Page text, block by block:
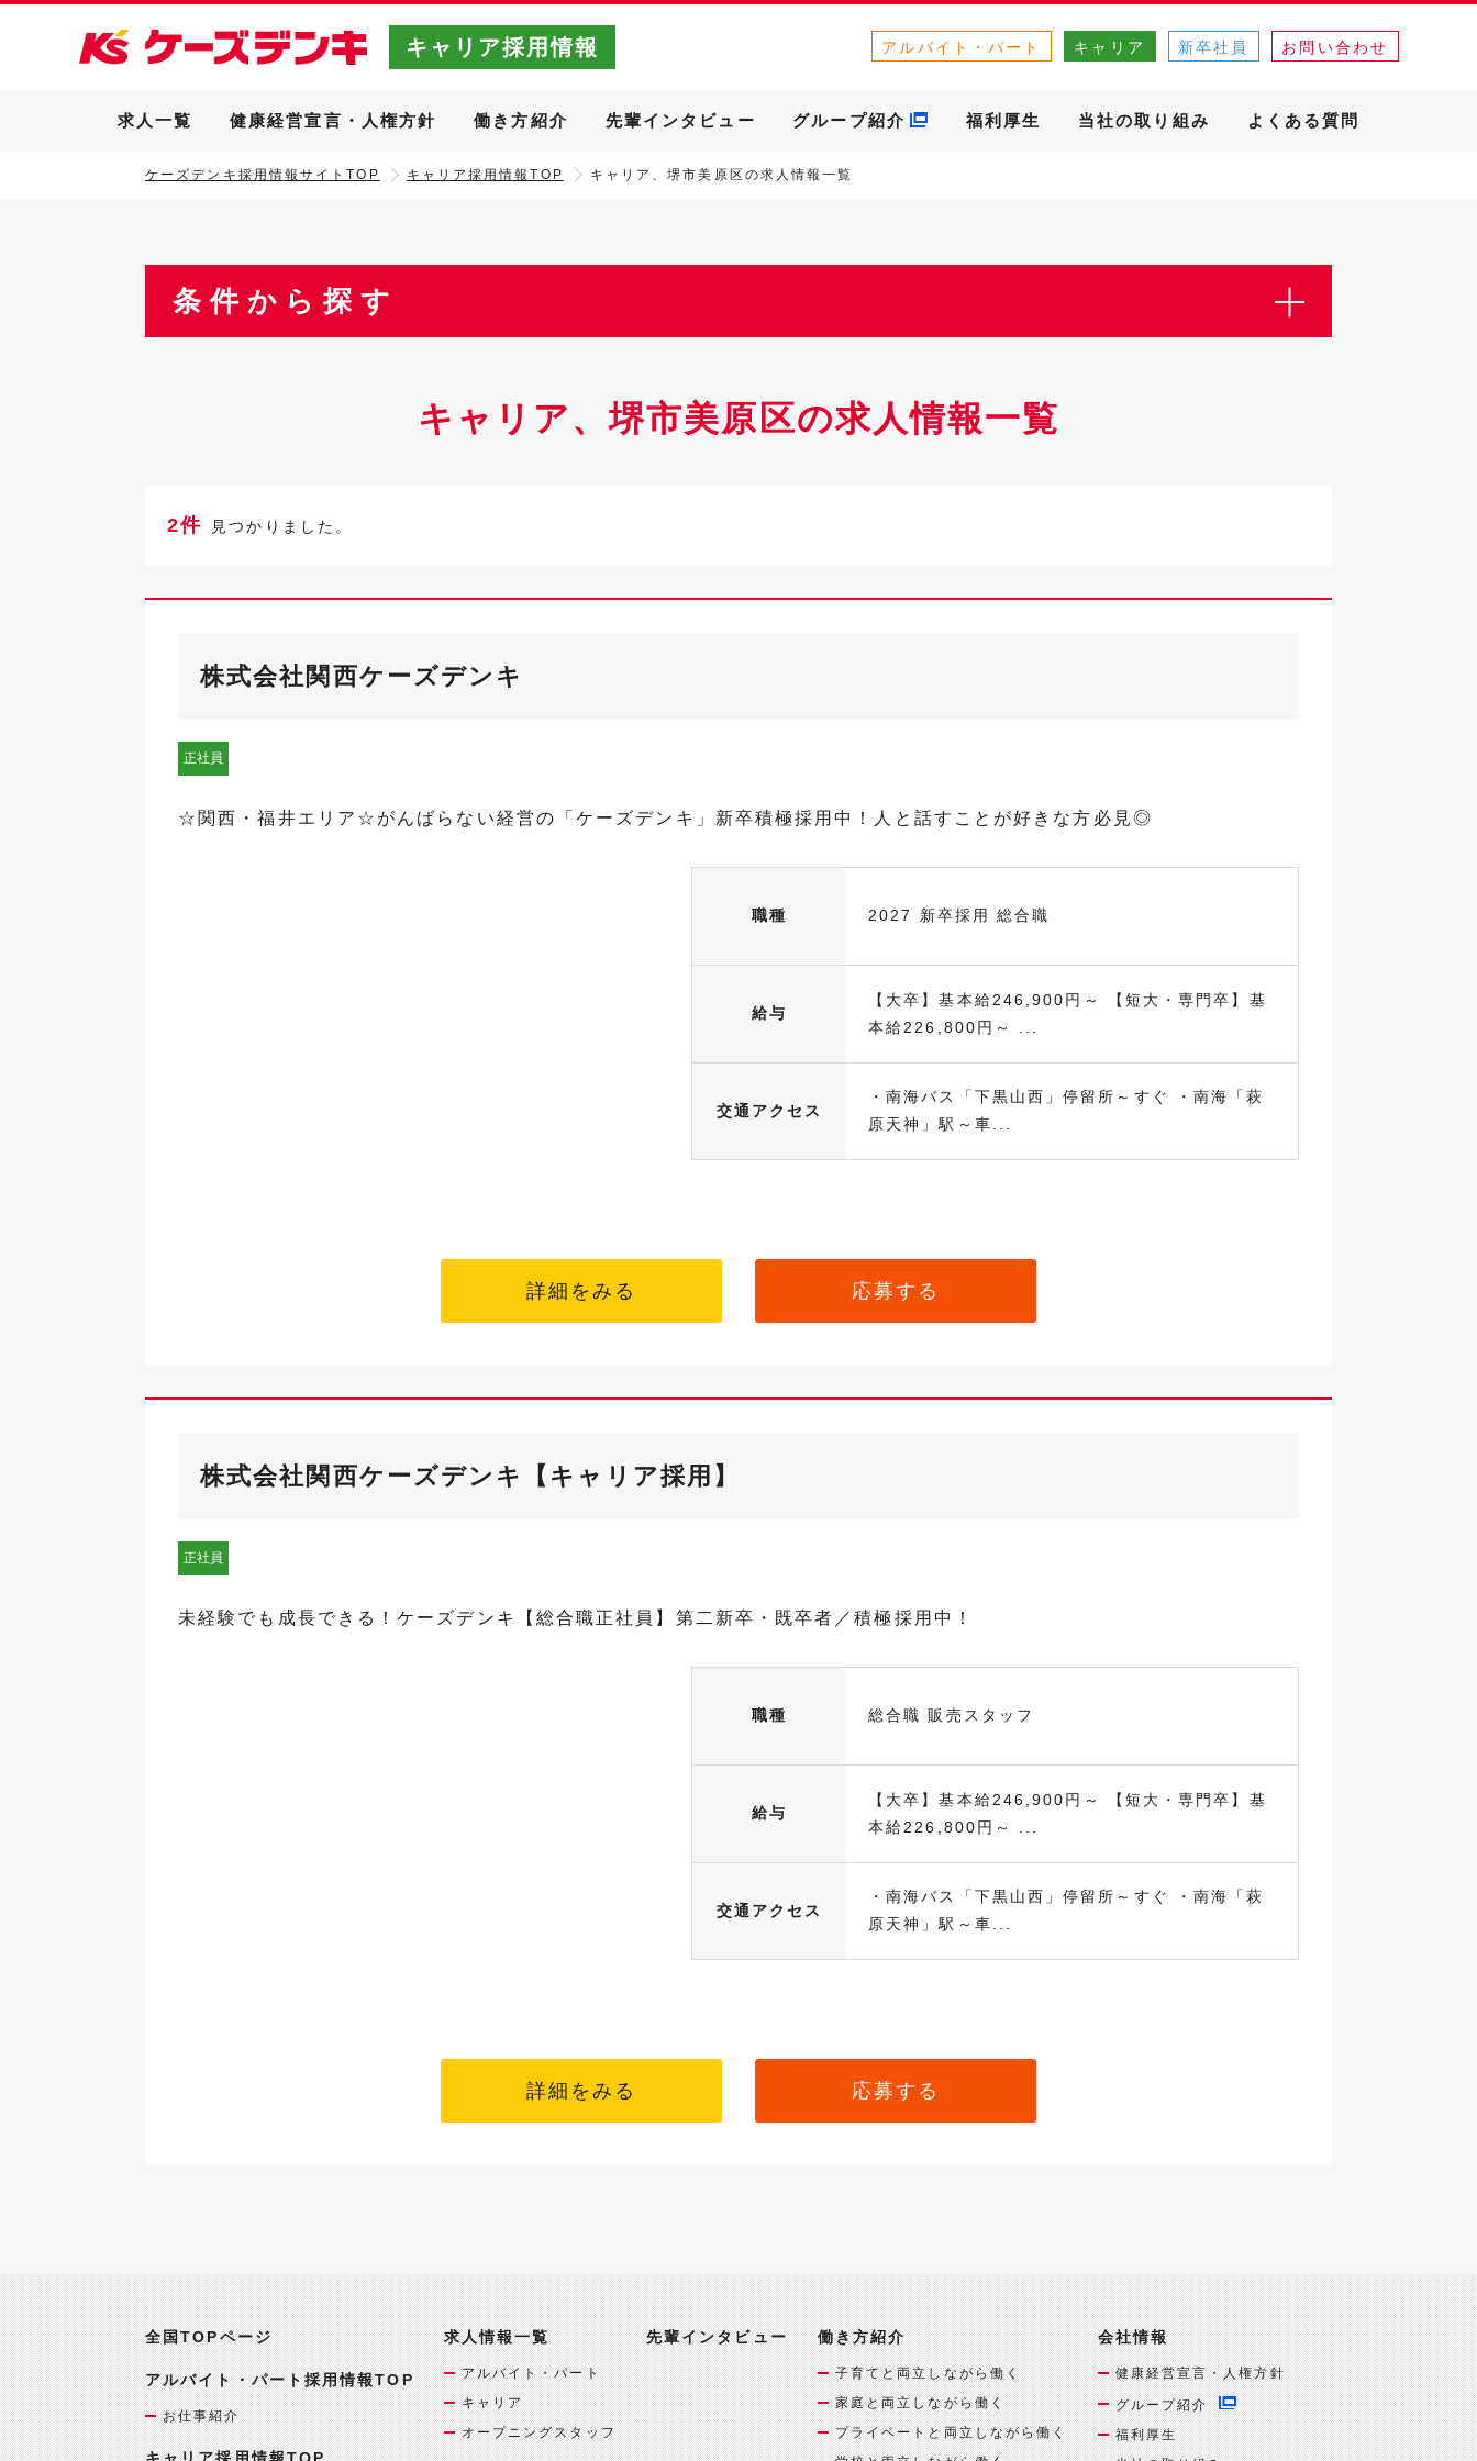
キャリア採用情報 アルバイト・パート キャリア 新卒社員 お問い合わせ
求人一覧 健康経営宣言・人権方針 働き方紹介 先輩インタビュー グループ紹介 福利厚生 当社の取り組み よくある質問
ケーズデンキ採用情報サイトTOP キャリア採用情報TOP キャリア、堺市美原区の求人情報一覧
条件から探す
キャリア、堺市美原区の求人情報一覧
2件 見つかりました。
株式会社関西ケーズデンキ
正社員
☆関西・福井エリア☆がんばらない経営の「ケーズデンキ」新卒積極採用中！人と話すことが好きな方必見◎
職種 2027 新卒採用 総合職
給与
【大卒】基本給246,900円～ 【短大・専門卒】基
本給226,800円～ ...
交通アクセス
・南海バス「下黒山西」停留所～すぐ ・南海「萩
原天神」駅～車...
詳細をみる 応募する
株式会社関西ケーズデンキ【キャリア採用】
正社員
未経験でも成長できる！ケーズデンキ【総合職正社員】第二新卒・既卒者／積極採用中！
職種 総合職 販売スタッフ
給与
【大卒】基本給246,900円～ 【短大・専門卒】基
本給226,800円～ ...
交通アクセス
・南海バス「下黒山西」停留所～すぐ ・南海「萩
原天神」駅～車...
詳細をみる 応募する
全国TOPページ
アルバイト・パート採用情報TOP
お仕事紹介
キャリア採用情報TOP
求人情報一覧
アルバイト・パート
キャリア
オープニングスタッフ
先輩インタビュー 働き方紹介
子育てと両立しながら働く
家庭と両立しながら働く
プライベートと両立しながら働く
会社情報
健康経営宣言・人権方針
グループ紹介
福利厚生